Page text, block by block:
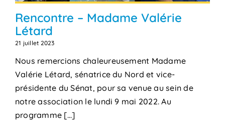
Rencontre – Madame Valérie
Létard
21 juillet 2023
Nous remercions chaleureusement Madame
Valérie Létard, sénatrice du Nord et vice-
présidente du Sénat, pour sa venue au sein de
notre association le lundi 9 mai 2022. Au
programme [...]